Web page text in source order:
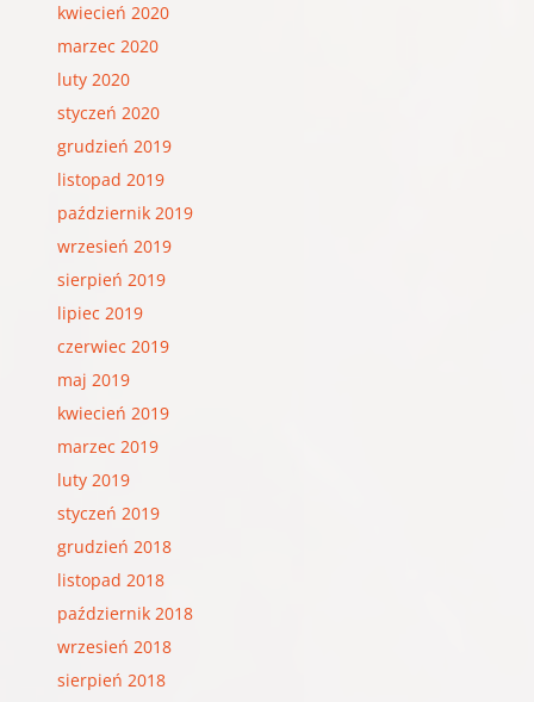
kwiecień 2020
marzec 2020
luty 2020
styczeń 2020
grudzień 2019
listopad 2019
październik 2019
wrzesień 2019
sierpień 2019
lipiec 2019
czerwiec 2019
maj 2019
kwiecień 2019
marzec 2019
luty 2019
styczeń 2019
grudzień 2018
listopad 2018
październik 2018
wrzesień 2018
sierpień 2018